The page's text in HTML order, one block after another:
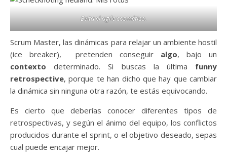
Evita el agile cosmético.
Scrum Master, las dinámicas para relajar un ambiente hostil
(ice breaker), pretenden conseguir algo, bajo un
contexto determinado. Si buscas la última funny
retrospective, porque te han dicho que hay que cambiar
la dinámica sin ninguna otra razón, te estás equivocando.
Es cierto que deberías conocer diferentes tipos de
retrospectivas, y según el ánimo del equipo, los conflictos
producidos durante el sprint, o el objetivo deseado, sepas
cual puede encajar mejor.